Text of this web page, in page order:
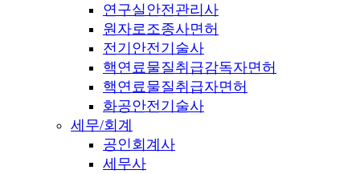
연구실안전관리사
원자로조종사면허
전기안전기술사
핵연료물질취급감독자면허
핵연료물질취급자면허
화공안전기술사
세무/회계
공인회계사
세무사